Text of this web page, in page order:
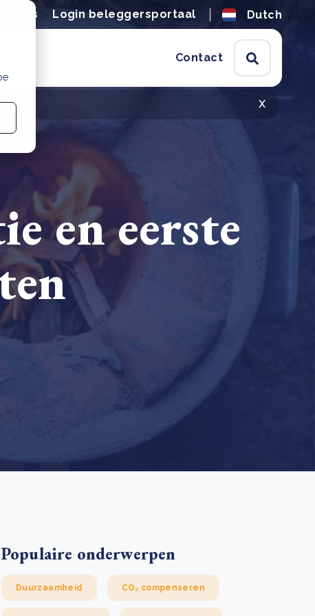
Login beleggersportaal Dutch
Contact
De basis leggen voor het Sauki Cookstove Nigeria
Project
CSRD voor het mkb: maak van dataverzoeken een
concurrentievoordeel
x
en eerste
Populaire onderwerpen
Duurzaamheid CO₂ compenseren